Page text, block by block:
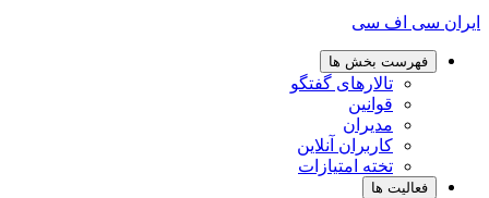
سی اف سی
فهرست بخش ها
تالارهای گفتگو
قوانین
مدیران
کاربران آنلاین
تخته امتیازات
فعالیت ها